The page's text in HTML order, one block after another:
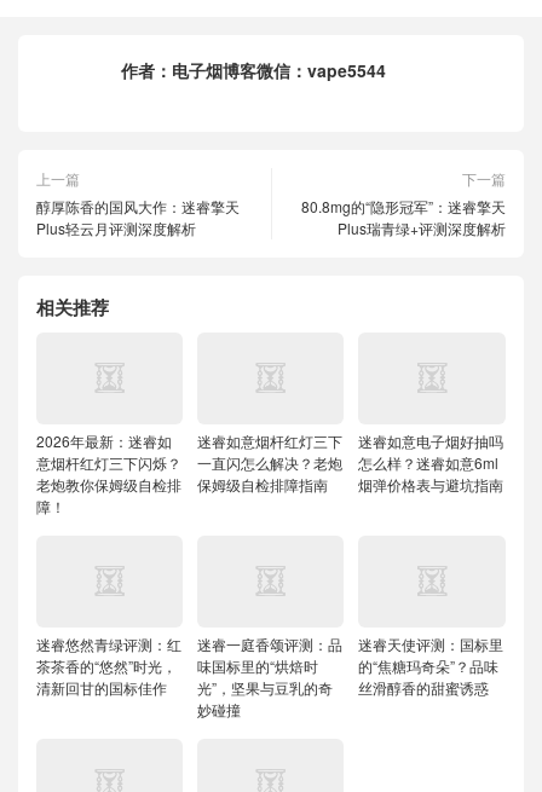
作者： 电子烟博客微信：vape5544
上一篇
醇厚陈香的国风大作：迷睿擎天
Plus轻云月评测深度解析
下一篇
80.8mg的“隐形冠军”：迷睿擎天
Plus瑞青绿+评测深度解析
相关推荐
2026年最新：迷睿如
意烟杆红灯三下闪烁？
老炮教你保姆级自检排
障！
迷睿如意烟杆红灯三下
一直闪怎么解决？老炮
保姆级自检排障指南
迷睿如意电子烟好抽吗
怎么样？迷睿如意6ml
烟弹价格表与避坑指南
迷睿悠然青绿评测：红
茶茶香的“悠然”时光，
清新回甘的国标佳作
迷睿一庭香颂评测：品
味国标里的“烘焙时
光”，坚果与豆乳的奇
妙碰撞
迷睿天使评测：国标里
的“焦糖玛奇朵”？品味
丝滑醇香的甜蜜诱惑